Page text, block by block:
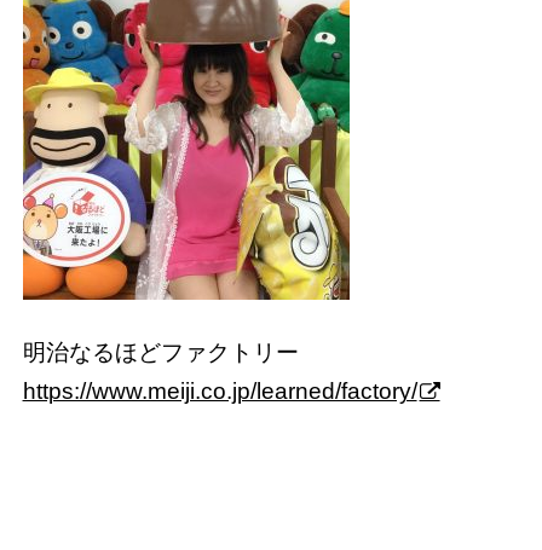
明治なるほどファクトリー
https://www.meiji.co.jp/learned/factory/